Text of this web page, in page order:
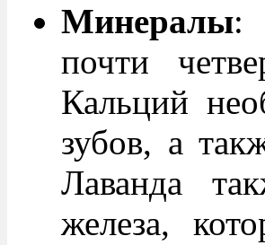
Минералы:
почти
Кальций
зубов, а
Лаванда
железа,